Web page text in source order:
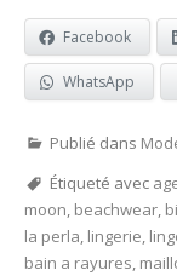
Facebook
WhatsApp
Publié dans
Étiqueté avec
moon, beachwear,
la perla, lingerie,
bain a rayures,